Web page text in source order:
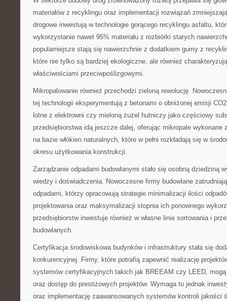
materiałów z recyklingu oraz implementacji rozwiązań
drogowe inwestują w technologie gorącego recyklingu asfaltu,
wykorzystanie nawet 95% materiału z rozbiórki starych
popularniejsze stają się nawierzchnie z dodatkiem gumy z
które nie tylko są bardziej ekologiczne, ale również
właściwościami przeciwpoślizgowymi.
Mikropalowanie również przechodzi zieloną rewolucję.
tej technologii eksperymentują z betonami o obniżonej emisji
lotne z elektrowni czy mieloną żużel hutniczy jako częściowy
przedsiębiorstwa idą jeszcze dalej, oferując mikropale wykonane
na bazie włókien naturalnych, które w pełni rozkładają się w
okresu użytkowania konstrukcji.
Zarządzanie odpadami budowlanymi stało się osobną dziedziną
wiedzy i doświadczenia. Nowoczesne firmy budowlane
odpadami, którzy opracowują strategie minimalizacji ilości
projektowania oraz maksymalizacji stopnia ich ponownego
przedsiębiorstw inwestuje również w własne linie sortowania i
budowlanych.
Certyfikacja środowiskowa budynków i infrastruktury stała się
konkurencyjnej. Firmy, które potrafią zapewnić realizację
systemów certyfikacyjnych takich jak BREEAM czy LEED,
oraz dostęp do prestiżowych projektów. Wymaga to jednak
oraz implementację zaawansowanych systemów kontroli jakości